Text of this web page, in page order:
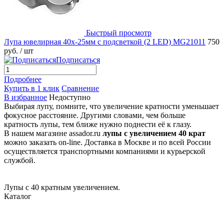
Быстрый просмотр
Лупа ювелирная 40х-25мм с подсветкой (2 LED) MG21011 750
руб. / шт
Подписаться
Подробнее
Купить в 1 клик Сравнение
В избранное Недоступно
Выбирая лупу, помните, что увеличение кратности уменьшает
фокусное расстояние. Другими словами, чем больше
кратность лупы, тем ближе нужно поднести её к глазу.
В нашем магазине assador.ru лупы с увеличением 40 крат
можно заказать on-line. Доставка в Москве и по всей России
осуществляется транспортными компаниями и курьерской
службой.
Лупы с 40 кратным увеличением.
Каталог